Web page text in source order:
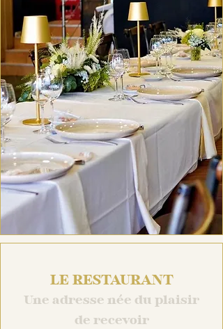
LE RESTAURANT
Une adresse née du plaisir
de recevoir